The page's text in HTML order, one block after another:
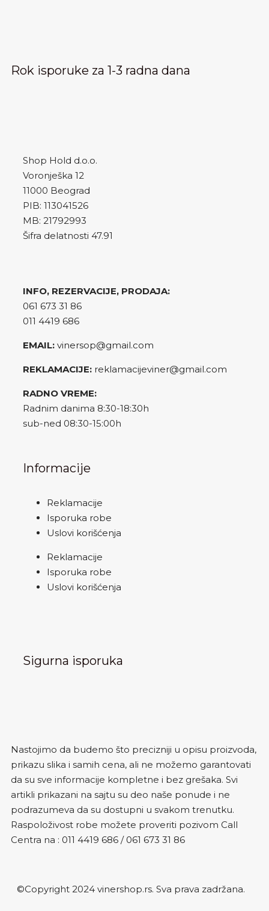
Rok isporuke za 1-3 radna dana
Shop Hold d.o.o.
Voronješka 12
11000 Beograd
PIB: 113041526
MB: 21792993
Šifra delatnosti 47.91
INFO, REZERVACIJE, PRODAJA:
061 673 31 86
011 4419 686
EMAIL: vinersop@gmail.com
REKLAMACIJE: reklamacijeviner@gmail.com
RADNO VREME:
Radnim danima 8:30-18:30h
sub-ned 08:30-15:00h
Informacije
Reklamacije
Isporuka robe
Uslovi korišćenja
Reklamacije
Isporuka robe
Uslovi korišćenja
Sigurna isporuka
Nastojimo da budemo što precizniji u opisu proizvoda,
prikazu slika i samih cena, ali ne možemo garantovati
da su sve informacije kompletne i bez grešaka. Svi
artikli prikazani na sajtu su deo naše ponude i ne
podrazumeva da su dostupni u svakom trenutku.
Raspoloživost robe možete proveriti pozivom Call
Centra na : 011 4419 686 /061 673 31 86
©Copyright 2024 vinershop.rs. Sva prava zadržana.